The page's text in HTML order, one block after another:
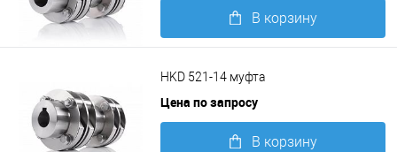
В корзину
HKD 521-14 муфта
Цена по запросу
В корзину